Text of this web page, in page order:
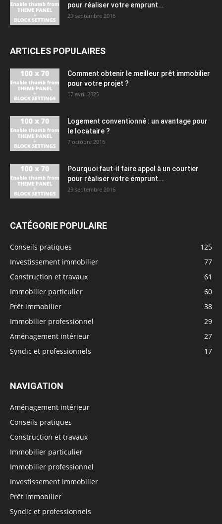
pour réaliser votre emprunt...
29 septembre 2016
ARTICLES POPULAIRES
Comment obtenir le meilleur prêt immobilier
pour votre projet ?
17 avril 2025
Logement conventionné : un avantage pour
le locataire ?
7 octobre 2016
Pourquoi faut-il faire appel à un courtier
pour réaliser votre emprunt...
29 septembre 2016
CATÉGORIE POPULAIRE
Conseils pratiques
125
Investissement immobilier
77
Construction et travaux
61
Immobilier particulier
60
Prêt immobilier
38
Immobilier professionnel
29
Aménagement intérieur
27
Syndic et professionnels
17
NAVIGATION
Aménagement intérieur
Conseils pratiques
Construction et travaux
Immobilier particulier
Immobilier professionnel
Investissement immobilier
Prêt immobilier
Syndic et professionnels